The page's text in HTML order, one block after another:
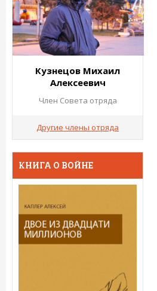
Кузнецов Михаил
Алексеевич
Член Совета отряда
Другие члены отряда
КНИГА О ВОЙНЕ